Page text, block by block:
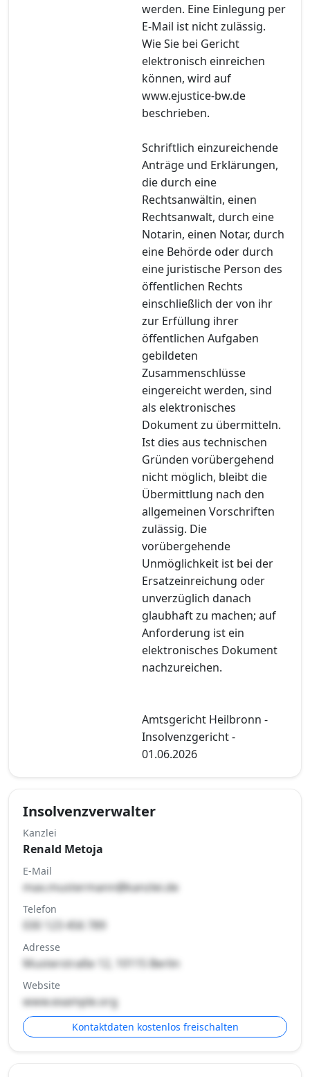
werden. Eine Einlegung per
E-Mail ist nicht zulässig.
Wie Sie bei Gericht
elektronisch einreichen
können, wird auf
www.ejustice-bw.de
beschrieben.
Schriftlich einzureichende
Anträge und Erklärungen,
die durch eine
Rechtsanwältin, einen
Rechtsanwalt, durch eine
Notarin, einen Notar, durch
eine Behörde oder durch
eine juristische Person des
öffentlichen Rechts
einschließlich der von ihr
zur Erfüllung ihrer
öffentlichen Aufgaben
gebildeten
Zusammenschlüsse
eingereicht werden, sind
als elektronisches
Dokument zu übermitteln.
Ist dies aus technischen
Gründen vorübergehend
nicht möglich, bleibt die
Übermittlung nach den
allgemeinen Vorschriften
zulässig. Die
vorübergehende
Unmöglichkeit ist bei der
Ersatzeinreichung oder
unverzüglich danach
glaubhaft zu machen; auf
Anforderung ist ein
elektronisches Dokument
nachzureichen.
Amtsgericht Heilbronn -
Insolvenzgericht -
01.06.2026
Insolvenzverwalter
Kanzlei
Renald Metoja
E-Mail
max.mustermann@kanzlei.de
Telefon
030 123 456 789
Adresse
Musterstraße 12, 10115 Berlin
Website
www.example.org
Kontaktdaten kostenlos freischalten